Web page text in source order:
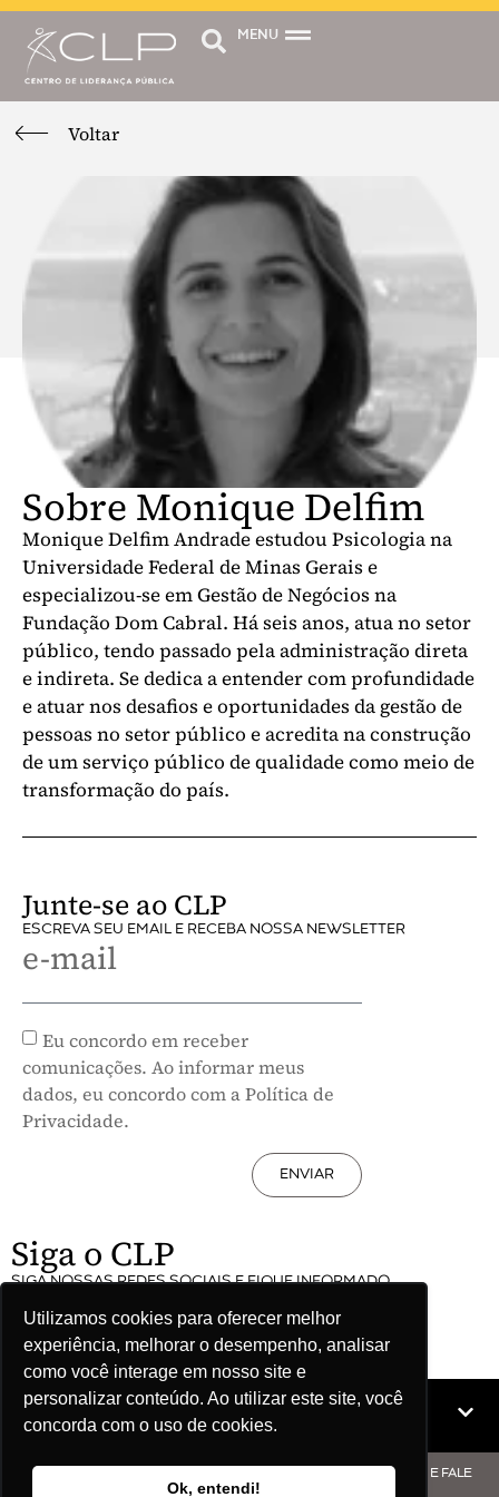
Utilizamos cookies para oferecer melhor
experiência, melhorar o desempenho, analisar
como você interage em nosso site e
personalizar conteúdo. Ao utilizar este site, você
concorda com o uso de cookies.
Ok, entendi!
MENU
Voltar
Sobre Monique Delfim
Monique Delfim Andrade estudou Psicologia na
Universidade Federal de Minas Gerais e
especializou-se em Gestão de Negócios na
Fundação Dom Cabral. Há seis anos, atua no setor
público, tendo passado pela administração direta
e indireta. Se dedica a entender com profundidade
e atuar nos desafios e oportunidades da gestão de
pessoas no setor público e acredita na construção
de um serviço público de qualidade como meio de
transformação do país.
Junte-se ao CLP
ESCREVA SEU EMAIL E RECEBA NOSSA NEWSLETTER
e-mail
Eu concordo em receber
comunicações. Ao informar meus
dados, eu concordo com a Política de
Privacidade.
ENVIAR
Siga o CLP
SIGA NOSSAS REDES SOCIAIS E FIQUE INFORMADO
Mapa do site
© COPYRIGHT CLP - CNPJ: 09.512.143/0001-57 - CLIQUE AQUI E FALE
COM O CLP